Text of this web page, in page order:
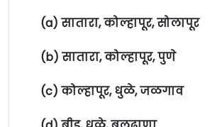
(a) सातारा, कोल्हापूर, सोलापूर
(b) सातारा, कोल्हापूर, पुणे
(c) कोल्हापूर, धुळे, जळगाव